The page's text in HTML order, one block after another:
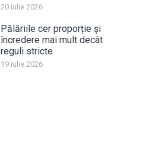
20 iulie 2026
Pălăriile cer proporție și
încredere mai mult decât
reguli stricte
19 iulie 2026